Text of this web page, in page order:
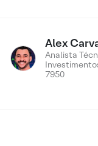
Alex
Analista
7950